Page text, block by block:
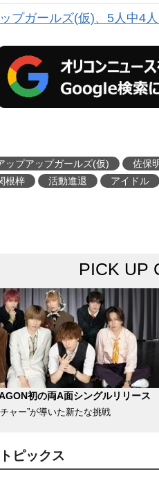
プガールズ(仮)、5人中4
ップアップガールズ(仮) 佐保
根梓
活動進退 アイドル
PICK UP
初の両A面シングルリリース
ャー”が導いた新たな挑戦
ピックス